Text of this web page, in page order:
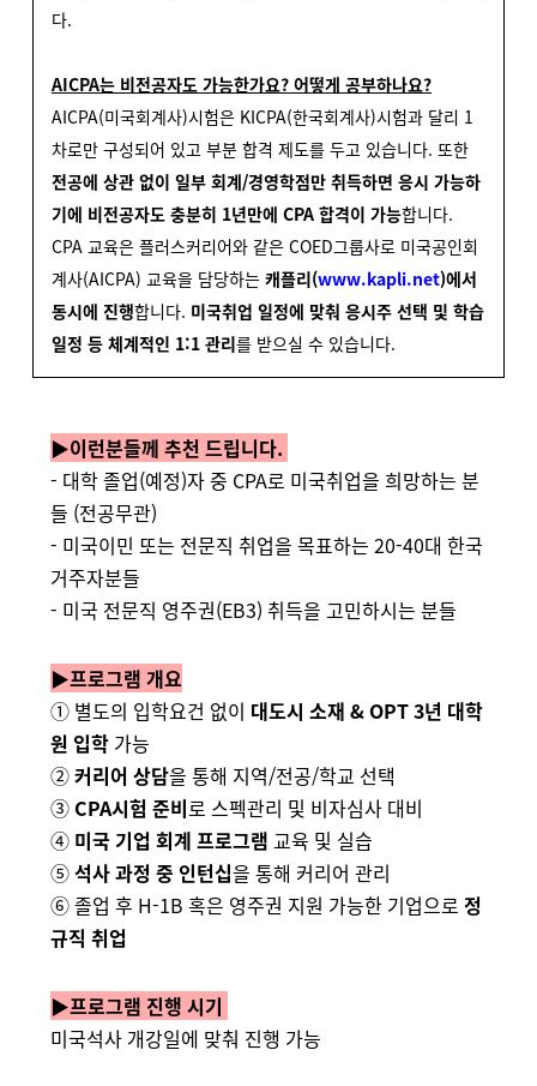
다.
AICPA는 비전공자도 가능한가요? 어떻게 공부하나요?
AICPA(미국회계사)시험은 KICPA(한국회계사)시험과 달리 1
차로만 구성되어 있고 부분 합격 제도를 두고 있습니다. 또한
전공에 상관 없이 일부 회계/경영학점만 취득하면 응시 가능하
기에 비전공자도 충분히 1년만에 CPA 합격이 가능합니다.
CPA 교육은 플러스커리어와 같은 COED그룹사로 미국공인회
계사(AICPA) 교육을 담당하는 캐플리(www.kapli.net)에서
동시에 진행합니다. 미국취업 일정에 맞춰 응시주 선택 및 학습
일정 등 체계적인 1:1 관리를 받으실 수 있습니다.
▶이런분들께 추천 드립니다.
- 대학 졸업(예정)자 중 CPA로 미국취업을 희망하는 분
들 (전공무관)
- 미국이민 또는 전문직 취업을 목표하는 20-40대 한국
거주자분들
- 미국 전문직 영주권(EB3) 취득을 고민하시는 분들
▶프로그램 개요
① 별도의 입학요건 없이 대도시 소재 & OPT 3년 대학
원 입학 가능
②커리어 상담을 통해 지역/전공/학교 선택
③ CPA시험 준비로 스펙관리 및 비자심사 대비
④ 미국 기업 회계 프로그램 교육 및 실습
⑤석사 과정 중 인턴십을 통해 커리어 관리
⑥ 졸업 후 H-1B 혹은 영주권 지원 가능한 기업으로 정
규직 취업
▶프로그램 진행 시기
미국석사 개강일에 맞춰 진행 가능